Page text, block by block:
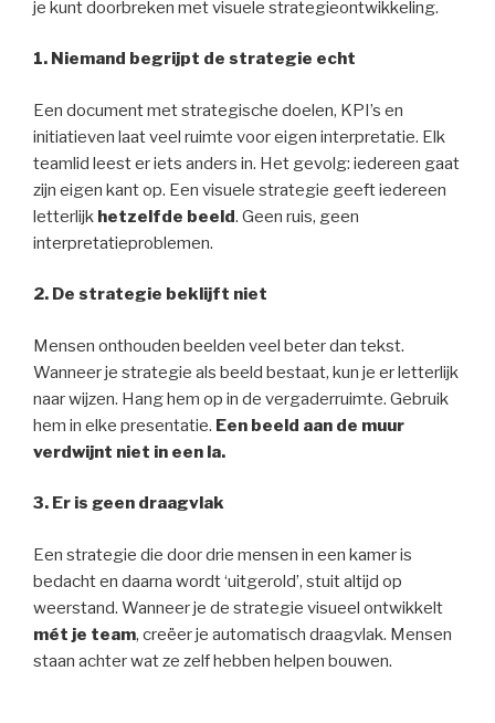
je kunt doorbreken met visuele strategieontwikkeling.
1. Niemand begrijpt de strategie echt
Een document met strategische doelen, KPI’s en
initiatieven laat veel ruimte voor eigen interpretatie. Elk
teamlid leest er iets anders in. Het gevolg: iedereen gaat
zijn eigen kant op. Een visuele strategie geeft iedereen
letterlijk hetzelfde beeld. Geen ruis, geen
interpretatieproblemen.
2. De strategie beklijft niet
Mensen onthouden beelden veel beter dan tekst.
Wanneer je strategie als beeld bestaat, kun je er letterlijk
naar wijzen. Hang hem op in de vergaderruimte. Gebruik
hem in elke presentatie. Een beeld aan de muur
verdwijnt niet in een la.
3. Er is geen draagvlak
Een strategie die door drie mensen in een kamer is
bedacht en daarna wordt ‘uitgerold’, stuit altijd op
weerstand. Wanneer je de strategie visueel ontwikkelt
mét je team, creëer je automatisch draagvlak. Mensen
staan achter wat ze zelf hebben helpen bouwen.